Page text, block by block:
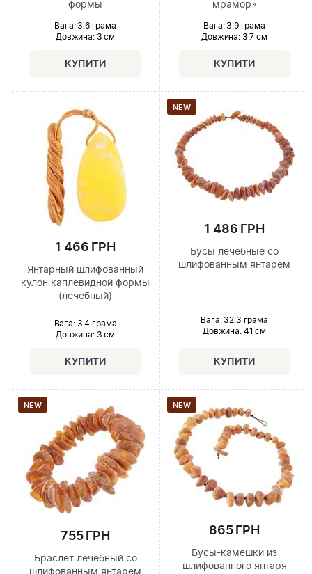
формы
Вага: 3.6 грама
Довжина:3 см
мрамор»
Вага: 3.9 грама
Довжина:3.7 см
1 466 ГРН
Янтарный шлифованный
кулон каплевидной формы
(лечебный)
Вага: 3.4 грама
Довжина:3 см
NEW
1 486 ГРН
Бусы лечебные со
шлифованным янтарем
Вага: 32.3 грама
Довжина:41 см
NEW
755 ГРН
Браслет лечебный со
шлифованным янтарем
NEW
865 ГРН
Бусы-камешки из
шлифованного янтаря